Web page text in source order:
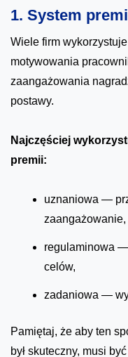
1. System
Wiele firm
motywowania
zaangażowania
postawy.
Najczęściej
premii:
uznaniowa —
zaangażowanie,
regulaminowa
celów,
zadaniowa —
Pamiętaj, że aby ten
był skuteczny, musi